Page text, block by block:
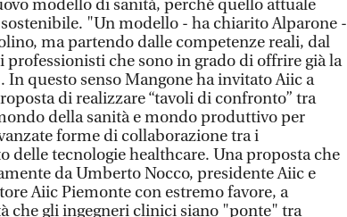
modello di sanità, perchè quello attuale
"Un modello - ha chiarito Alparone -
ma partendo dalle competenze reali, dal
che sono in grado di offrire già la
questo senso Mangone ha invitato Aiic a
di realizzare “tavoli di confronto” tra
della sanità e mondo produttivo per
forme di collaborazione tra i
delle tecnologie healthcare. Una proposta che
da Umberto Nocco, presidente Aiic e
Aiic Piemonte con estremo favore, a
che gli ingegneri clinici siano "ponte" tra